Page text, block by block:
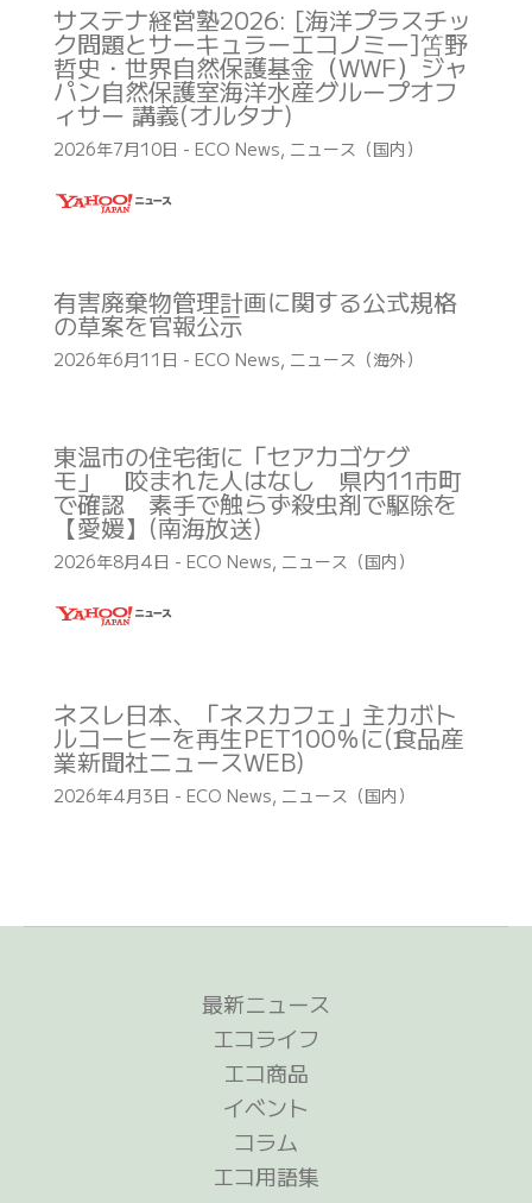
サステナ経営塾2026: [海洋プラスチッ
ク問題とサーキュラーエコノミー]笘野
哲史・世界自然保護基金（WWF）ジャ
パン自然保護室海洋水産グループオフ
ィサー 講義(オルタナ)
2026年7月10日 - ECO News, ニュース（国内）
有害廃棄物管理計画に関する公式規格
の草案を官報公示
2026年6月11日 - ECO News, ニュース（海外）
東温市の住宅街に「セアカゴケグ
モ」 咬まれた人はなし 県内11市町
で確認 素手で触らず殺虫剤で駆除を
【愛媛】(南海放送)
2026年8月4日 - ECO News, ニュース（国内）
ネスレ日本、「ネスカフェ」主力ボト
ルコーヒーを再生PET100％に(食品産
業新聞社ニュースWEB)
2026年4月3日 - ECO News, ニュース（国内）
最新ニュース
エコライフ
エコ商品
イベント
コラム
エコ用語集